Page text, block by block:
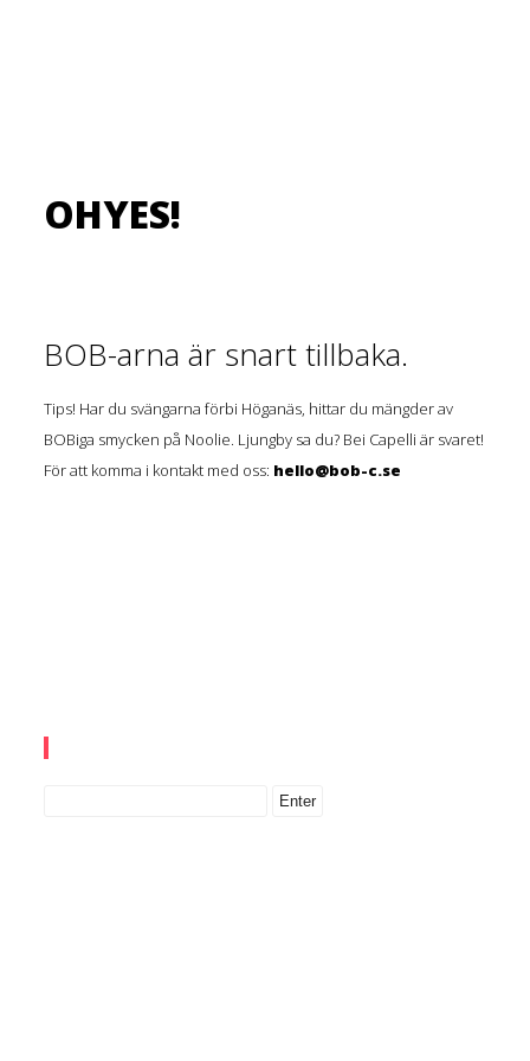
OHYES!
BOB-arna är snart tillbaka.
Tips! Har du svängarna förbi Höganäs, hittar du mängder av
BOBiga smycken på Noolie. Ljungby sa du? Bei Capelli är svaret!
För att komma i kontakt med oss: hello@bob-c.se